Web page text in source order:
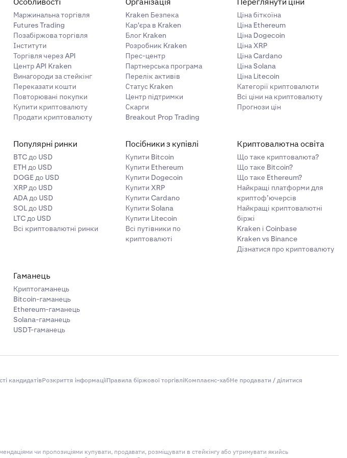
Маржинальна торгівля
Futures Trading
Позабіржова торгівля
Інститути
Торгівля через API
Центр API Kraken
Винагороди за стейкінг
Переказати кошти
Повторювані покупки
Купити криптовалюту
Продати криптовалюту
Kraken Безпека
Кар'єра в Kraken
Блог Kraken
Розробник Kraken
Прес-центр
Партнерська програма
Перелік активів
Статус Kraken
Центр підтримки
Скарги
Breakout Prop Trading
Ціна біткоїна
Ціна Ethereum
Ціна Dogecoin
Ціна XRP
Ціна Cardano
Ціна Solana
Ціна Litecoin
Категорії криптовалюти
Всі ціни на криптовалюту
Прогнози цін
Популярні ринки
BTC до USD
ETH до USD
DOGE до USD
XRP до USD
ADA до USD
SOL до USD
LTC до USD
Всі криптовалютні ринки
Посібники з купівлі
Купити Bitcoin
Купити Ethereum
Купити Dogecoin
Купити XRP
Купити Cardano
Купити Solana
Купити Litecoin
Всі путівники по
криптовалюті
Криптовалютна освіта
Що таке криптовалюта?
Що таке Bitcoin?
Що таке Ethereum?
Найкращі платформи для
криптоф’ючерсів
Найкращі криптовалютні
біржі
Kraken і Coinbase
Kraken vs Binance
Дізнатися про криптовалюту
Гаманець
Криптогаманець
Bitcoin-гаманець
Ethereum-гаманець
Solana-гаманець
USDT-гаманець
кандидатівРозкриття інформаціїПравила біржової торгівліКомплаєнс-хабНе продавати / ділитися
чи пропозиціями купувати, продавати, розміщувати в стейкінгу або утримувати якийсь